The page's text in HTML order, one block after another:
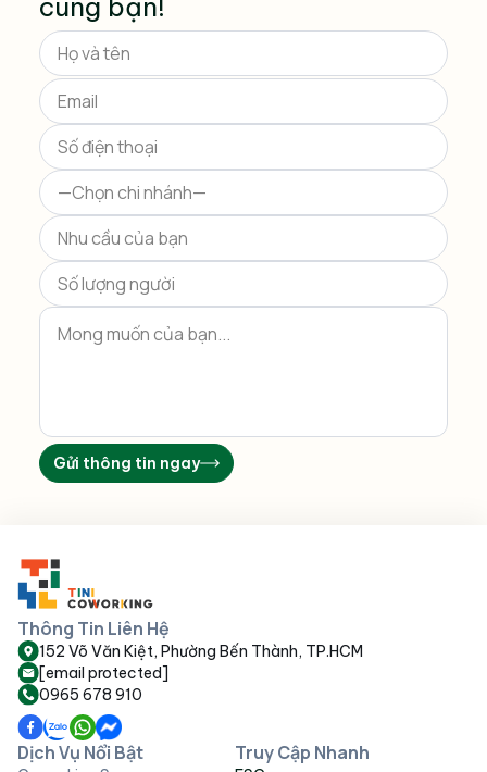
Please
leave
this
field
empty.
Gửi thông tin ngay
Dịch Vụ Nổi Bật
Thông Tin Liên Hệ
152 Võ Văn Kiệt, Phường Bến Thành, TP.HCM
[email protected]
0965 678 910
Truy Cập Nhanh